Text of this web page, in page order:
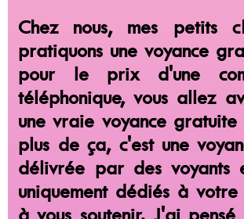
Chez nous, mes petits
pratiquons une voyance
pour le prix d'une
téléphonique, vous allez
unevraie voyance gratuite
plus de ça, c'est une
délivrée par des voyants
uniquement dédiés à votre
à vous soutenir. J'ai